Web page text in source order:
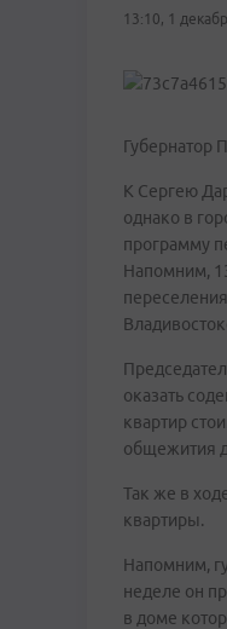
13:10, 1
Губернатор
К Сергею
однако в
программу
Напомним,
оказать
квартир
общежития
Так же в
квартиры.
Напомним,
неделе он
в доме